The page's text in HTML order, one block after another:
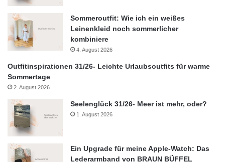
Sommeroutfit: Wie ich ein weißes
Leinenkleid noch sommerlicher
kombiniere
4. August 2026
Outfitinspirationen 31/26- Leichte Urlaubsoutfits für warme
Sommertage
2. August 2026
Seelenglück 31/26- Meer ist mehr, oder?
1. August 2026
Ein Upgrade für meine Apple-Watch: Das
Lederarmband von BRAUN BÜFFEL